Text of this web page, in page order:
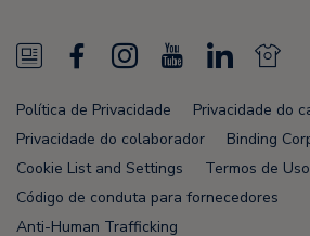
N
e
w
s
F
a
c
e
b
I
n
s
t
a
o
u
u
L
i
n
k
e
N
e
w
s
Política de Privacidade
Privacidade do
Privacidade do colaborador
Binding
Cookie List and Settings
Termos de Uso
Código de conduta para fornecedores
Anti-Human Trafficking